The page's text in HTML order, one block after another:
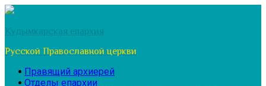
Перейти
содержимому
Кудымкарская епархия
Русской Православной церкви
Правящий архиерей
Отделы епархии